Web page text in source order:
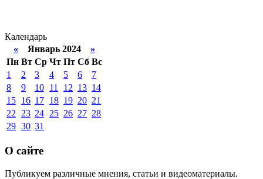
Календарь
« Январь 2024 »
Пн Вт Ср Чт Пт Сб Вс
1
2 3 4 5 6
7
8
9 10 11 12 13 14
15 16 17 18 19 20 21
22
23 24 25 26 27 28
29 30 31
О сайте
Публикуем различные мнения, статьи и видеоматериалы.